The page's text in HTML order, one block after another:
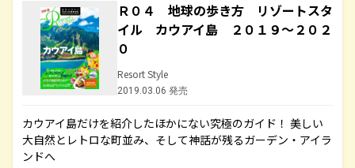
Ｒ０４ 地球の歩き方 リゾートスタ
イル カウアイ島 ２０１９～２０２
０
Resort Style
2019.03.06 発売
カウアイ島だけを紹介したほかにない究極のガイド！ 美しい
大自然とレトロな町並み、そして神話が残るガーデン・アイラ
ンドへ